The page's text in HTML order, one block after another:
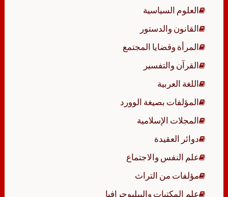
العلوم السياسية
القانون والدستور
المرأة وقضايا المجتمع
القرآن والتفسير
اللغة العربية
المؤلفات بصيغة الوورد
المجلات الإسلامية
دوائر العقيدة
علم النفس والاجتماع
مؤلفات من التراث
علم المكتبات والببليوجرافيا